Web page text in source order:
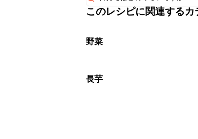
保存期間は冷蔵で翌日中が目
※日持ちは目安です。
このレシピに関連するカ
野菜
長芋